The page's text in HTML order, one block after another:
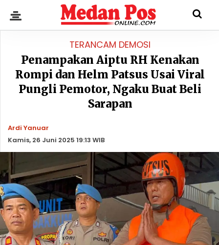
TERANCAM DEMOSI
Penampakan Aiptu RH Kenakan
Rompi dan Helm Patsus Usai Viral
Pungli Pemotor, Ngaku Buat Beli
Sarapan
Ardi Yanuar
Kamis, 26 Juni 2025 19:13 WIB